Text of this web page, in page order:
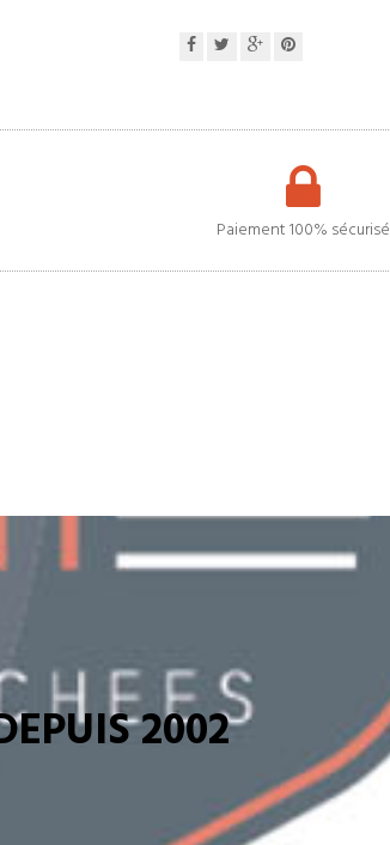
Paiement 100% sécurisé
2002